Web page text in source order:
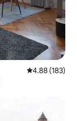
평점 4.88점(5
4.88 (183)